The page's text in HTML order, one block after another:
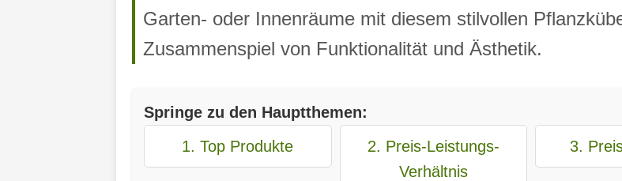
Garten- oder Innenräume mit diesem stilvollen
Zusammenspiel von Funktionalität und Ästhetik.
Springe zu den Hauptthemen:
1. Top Produkte
2. Preis-Leistungs-
Verhältnis
3.